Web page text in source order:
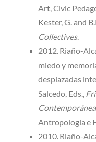
Art, Civic
Kester, G. and
Collectives.
2012. Riaño-
miedo y
desplazadas
Salcedo, Eds.,
Antropología e
2010. Riaño-